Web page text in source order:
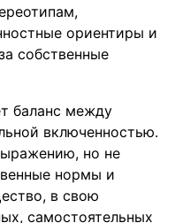
ориентиры и
собственные
баланс между
включенностью.
но не
нормы и
в свою
самостоятельных